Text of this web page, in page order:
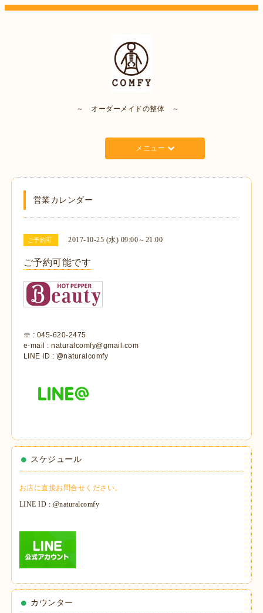
～ オーダーメイドの整体 ～
メニュー
営業カレンダー
ご予約可 2017-10-25 (水) 09:00～21:00
ご予約可能です
☏ : 045-620-2475
e-mail : naturalcomfy@gmail.com
LINE ID : @naturalcomfy
スケジュール
お店に直接お問合せください。
LINE ID : @naturalcomfy
カウンター